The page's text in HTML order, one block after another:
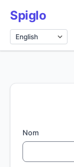
Spiglo
Langue
Nom